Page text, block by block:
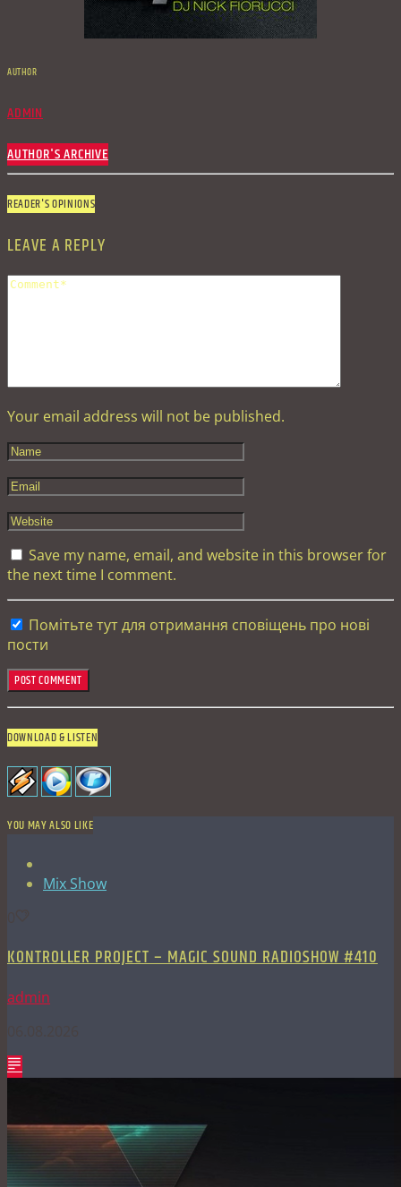
AUTHOR
ADMIN
AUTHOR'S ARCHIVE
READER'S OPINIONS
LEAVE A REPLY
Your email address will not be published.
Save my name, email, and website in this browser for
the next time I comment.
Помітьте тут для отримання сповіщень про нові
пости
DOWNLOAD & LISTEN
YOU MAY ALSO LIKE
Mix Show
KONTROLLER PROJECT – MAGIC SOUND RADIOSHOW #410
admin